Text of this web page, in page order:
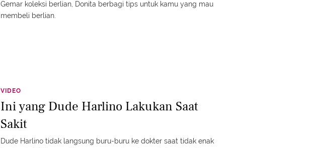
Gemar koleksi berlian, Donita berbagi tips untuk kamu yang mau
membeli berlian.
VIDEO
Ini yang Dude Harlino Lakukan Saat
Sakit
Dude Harlino tidak langsung buru-buru ke dokter saat tidak enak